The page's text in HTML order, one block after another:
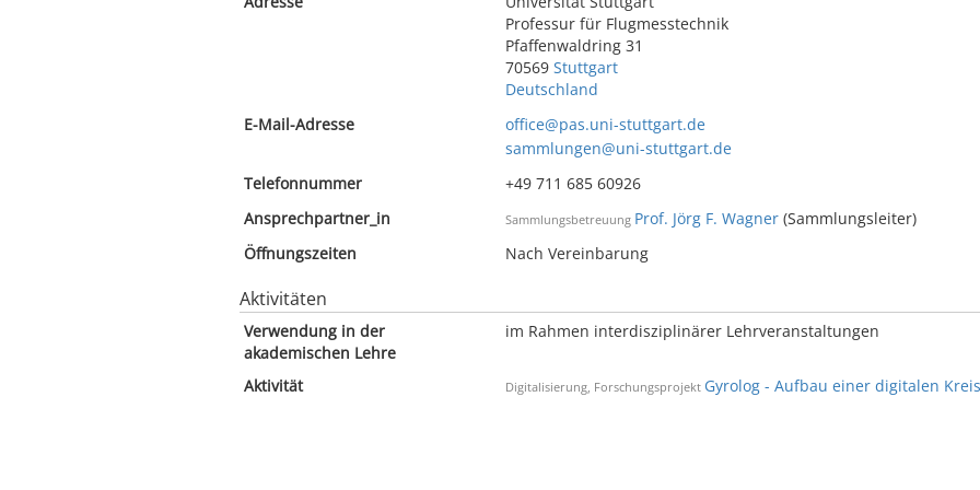
Professur für Flugmesstechnik
Pfaffenwaldring 31
70569 Stuttgart
Deutschland
E-Mail-Adresse
office@pas.uni-stuttgart.de
sammlungen@uni-stuttgart.de
Telefonnummer
+49 711 685 60926
Ansprechpartner_in
Sammlungsbetreuung Prof. Jörg F. Wagner(Sammlungsleiter)
Öffnungszeiten
Nach Vereinbarung
Aktivitäten
Verwendung in der
akademischen Lehre
im Rahmen interdisziplinärer Lehrveranstaltungen
Aktivität Digitalisierung, Forschungsprojekt Gyrolog - Aufbau einer digitalen